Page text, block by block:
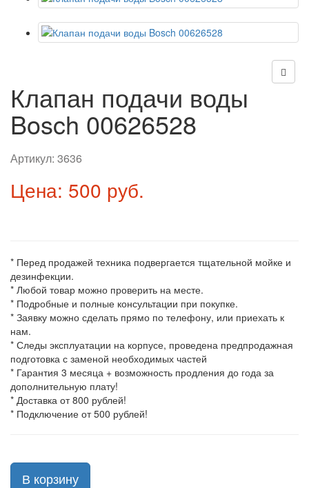
Клапан подачи воды
Bosch 00626528
Артикул: 3636
Цена: 500 руб.
* Перед продажей техника подвергается тщательной мойке и
дезинфекции.
* Любой товар можно проверить на месте.
* Подробные и полные консультации при покупке.
* Заявку можно сделать прямо по телефону, или приехать к
нам.
* Следы эксплуатации на корпусе, проведена предпродажная
подготовка с заменой необходимых частей
* Гарантия 3 месяца + возможность продления до года за
дополнительную плату!
* Доставка от 800 рублей!
* Подключение от 500 рублей!
В корзину